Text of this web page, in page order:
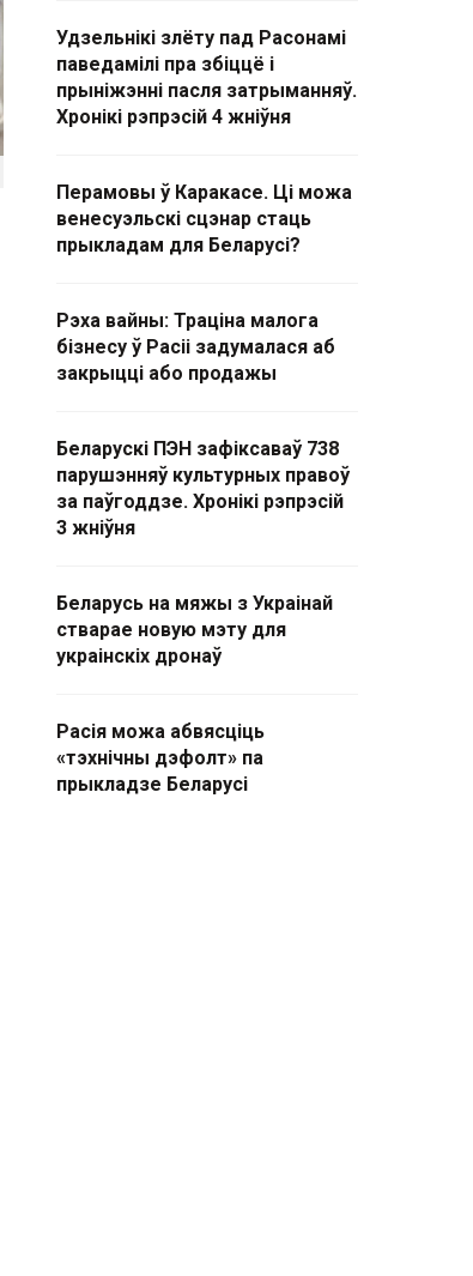
Удзельнікі злёту пад Расонамі
паведамілі пра збіццё і
прыніжэнні пасля затрыманняў.
Хронікі рэпрэсій 4 жніўня
Перамовы ў Каракасе. Ці можа
венесуэльскі сцэнар стаць
прыкладам для Беларусі?
Рэха вайны: Траціна малога
бізнесу ў Расіі задумалася аб
закрыцці або продажы
Беларускі ПЭН зафіксаваў 738
парушэнняў культурных правоў
за паўгоддзе. Хронікі рэпрэсій
3 жніўня
Беларусь на мяжы з Украінай
стварае новую мэту для
украінскіх дронаў
Расія можа абвясціць
«тэхнічны дэфолт» па
прыкладзе Беларусі